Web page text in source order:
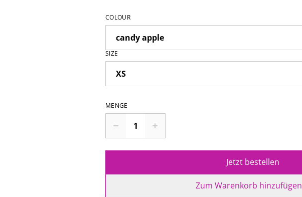
COLOUR
SIZE
MENGE
Jetzt bestellen
Zum Warenkorb hinzufügen